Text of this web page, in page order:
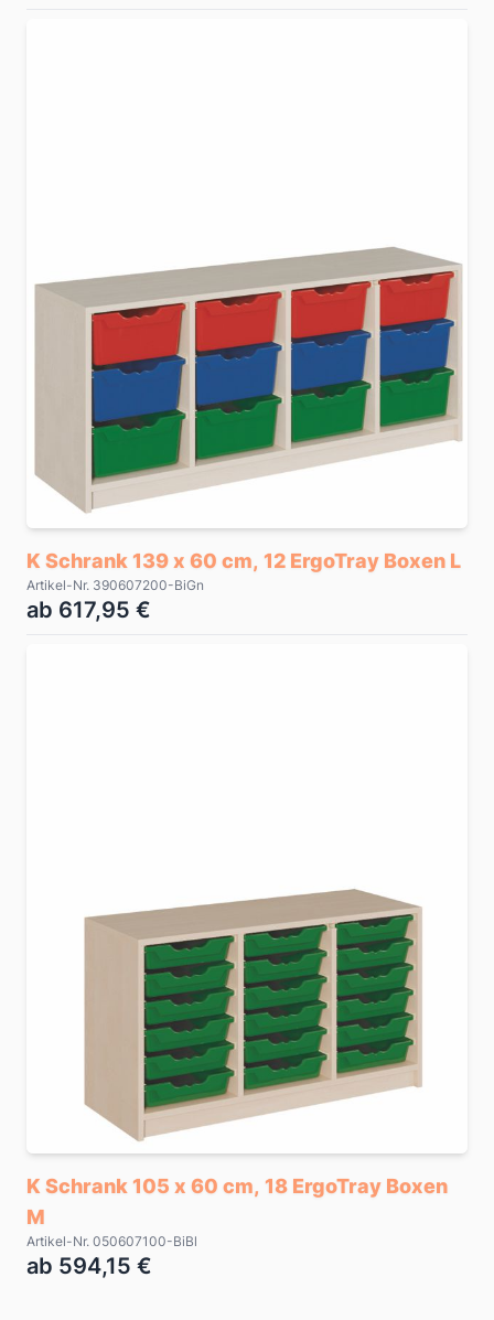
K Schrank 139 x 60 cm, 12 ErgoTray Boxen L
Artikel-Nr. 390607200-BiGn
ab 617,95 €
K Schrank 105 x 60 cm, 18 ErgoTray Boxen
M
Artikel-Nr. 050607100-BiBl
ab 594,15 €